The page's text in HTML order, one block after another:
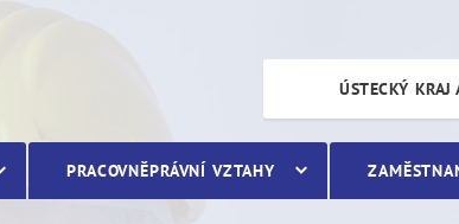
ÚSTECKÝ KRAJ
PRACOVNĚPRÁVNÍ VZTAHY